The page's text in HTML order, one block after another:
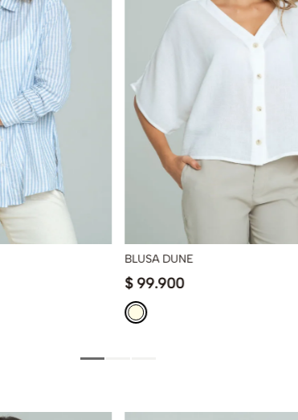
BLUSA DUNE
$ 99.900